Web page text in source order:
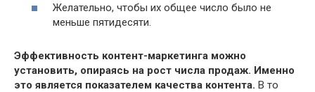
Желательно, чтобы их общее число было не
меньше пятидесяти.
Эффективность контент-маркетинга можно
установить, опираясь на рост числа продаж. Именно
это является показателем качества контента. В то